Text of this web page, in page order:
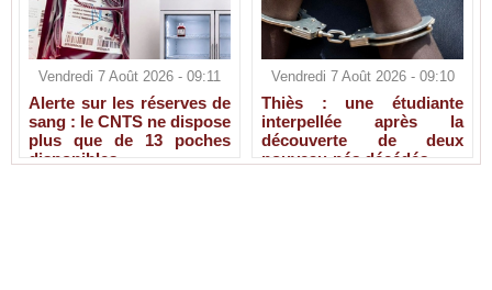
Vendredi 7 Août 2026 - 09:11
Alerte sur les réserves de
sang : le CNTS ne dispose
plus que de 13 poches
disponibles
Vendredi 7 Août 2026 - 09:10
Thiès : une étudiante
interpellée après la
découverte de deux
nouveau-nés décédés